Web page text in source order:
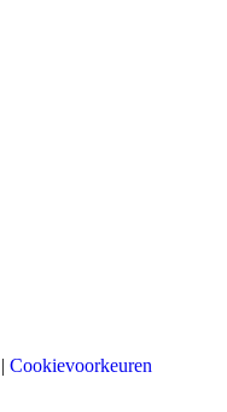
| Cookievoorkeuren